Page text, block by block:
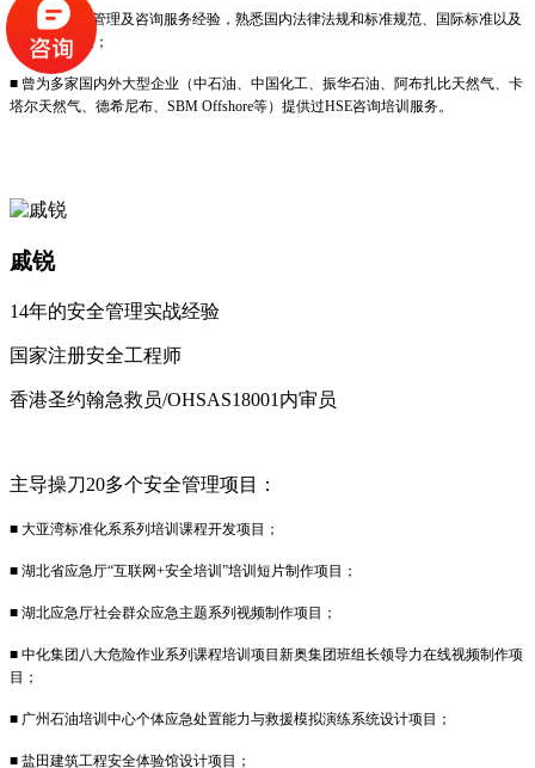
■ 丰富的HSE管理及咨询服务经验，熟悉国内法律法规和标准规范、国际标准以及
HSE优良作法；
■ 曾为多家国内外大型企业（中石油、中国化工、振华石油、阿布扎比天然气、卡
塔尔天然气、德希尼布、SBM Offshore等）提供过HSE咨询培训服务。
戚锐
14年的安全管理实战经验
国家注册安全工程师
香港圣约翰急救员/OHSAS18001内审员
主导操刀20多个安全管理项目：
■ 大亚湾标准化系系列培训课程开发项目；
■ 湖北省应急厅“互联网+安全培训”培训短片制作项目；
■ 湖北应急厅社会群众应急主题系列视频制作项目；
■ 中化集团八大危险作业系列课程培训项目新奥集团班组长领导力在线视频制作项
目；
■ 广州石油培训中心个体应急处置能力与救援模拟演练系统设计项目；
■ 盐田建筑工程安全体验馆设计项目；